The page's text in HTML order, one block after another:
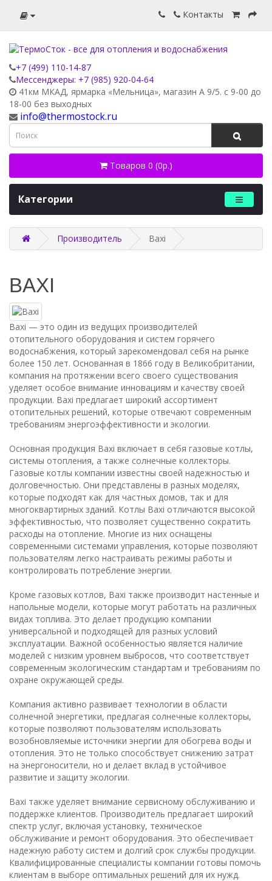
Контакты
+7 (499) 110-14-87
Мессенджеры: +7 (985) 920-04-64
41км МКАД, ярмарка «Мельница», магазин А 9/5. с 9-00 до
18-00 без выходных
info@thermostock.ru
Товаров 0 (0р.)
Категории
Производитель Baxi
BAXI
Baxi — это один из ведущих производителей
отопительного оборудования и систем горячего
водоснабжения, который зарекомендовал себя на рынке
более 150 лет. Основанная в 1866 году в Великобритании,
компания на протяжении всего своего существования
уделяет особое внимание инновациям и качеству своей
продукции. Baxi предлагает широкий ассортимент
отопительных решений, которые отвечают современным
требованиям энергоэффективности и экологии.
Основная продукция Baxi включает в себя газовые котлы,
системы отопления, а также солнечные коллекторы.
Газовые котлы компании известны своей надежностью и
долговечностью. Они представлены в разных моделях,
которые подходят как для частных домов, так и для
многоквартирных зданий. Котлы Baxi отличаются высокой
эффективностью, что позволяет существенно сократить
расходы на отопление. Многие из них оснащены
современными системами управления, которые позволяют
пользователям легко настраивать режимы работы и
контролировать потребление энергии.
Кроме газовых котлов, Baxi также производит настенные и
напольные модели, которые могут работать на различных
видах топлива. Это делает продукцию компании
универсальной и подходящей для разных условий
эксплуатации. Важной особенностью является наличие
моделей с низким уровнем выбросов, что соответствует
современным экологическим стандартам и требованиям по
охране окружающей среды.
Компания активно развивает технологии в области
солнечной энергетики, предлагая солнечные коллекторы,
которые позволяют пользователям использовать
возобновляемые источники энергии для обогрева воды и
отопления. Это не только способствует снижению затрат
на энергоносители, но и делает вклад в устойчивое
развитие и защиту экологии.
Baxi также уделяет внимание сервисному обслуживанию и
поддержке клиентов. Производитель предлагает широкий
спектр услуг, включая установку, техническое
обслуживание и ремонт оборудования. Это обеспечивает
надежную работу систем и долгий срок службы продукции.
Квалифицированные специалисты компании готовы помочь
клиентам в выборе оптимальных решений для их нужд.